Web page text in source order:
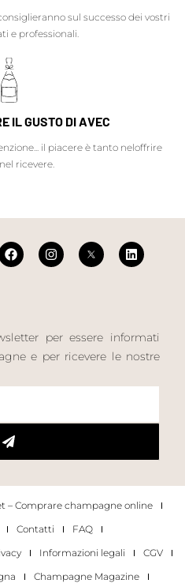
sul successo dei vostri
e professionali.
IL GUSTO DI AVEC
il piacere è tanto neloffrire
ricevere.
per essere informati
e per ricevere le nostre
– Comprare champagne online
Contatti
FAQ
Informazioni legali
CGV
Champagne Magazine